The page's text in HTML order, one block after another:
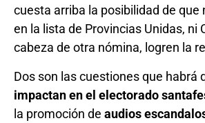
cuesta arriba la posibilidad de que
en la lista de Provincias Unidas, ni
cabeza de otra nómina, logren la
Dos son las cuestiones que habrá
impactan en el electorado
la promoción de audios